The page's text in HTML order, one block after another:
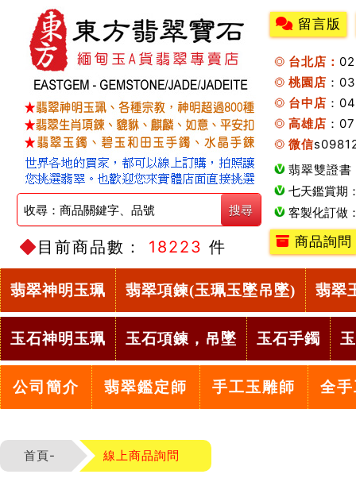
目前商品數： 18223 件
留言版
台北店：
桃園店 ：
台中店 ：
高雄店 ：
微信
翡翠雙證書
七天鑑賞期
客製化訂做
商品詢問
翡翠神明玉珮 翡翠項鍊(玉珮玉墜吊墜) 翡翠
玉石神明玉珮 玉石項鍊，吊墜 玉石手鐲
公司簡介 翡翠鑑定師 手工玉雕師 全
首頁- 線上商品詢問